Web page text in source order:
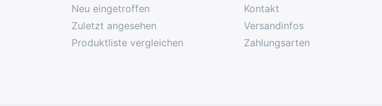
Neu eingetroffen
Zuletzt angesehen
Produktliste vergleichen
Kontakt
Versandinfos
Zahlungsarten